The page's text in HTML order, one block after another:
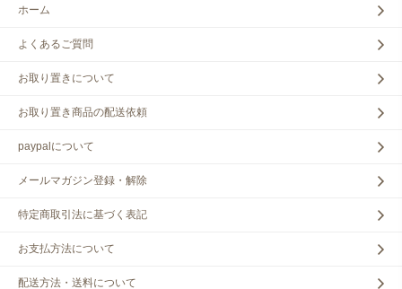
ホーム
よくあるご質問
お取り置きについて
お取り置き商品の配送依頼
paypalについて
メールマガジン登録・解除
特定商取引法に基づく表記
お支払方法について
配送方法・送料について